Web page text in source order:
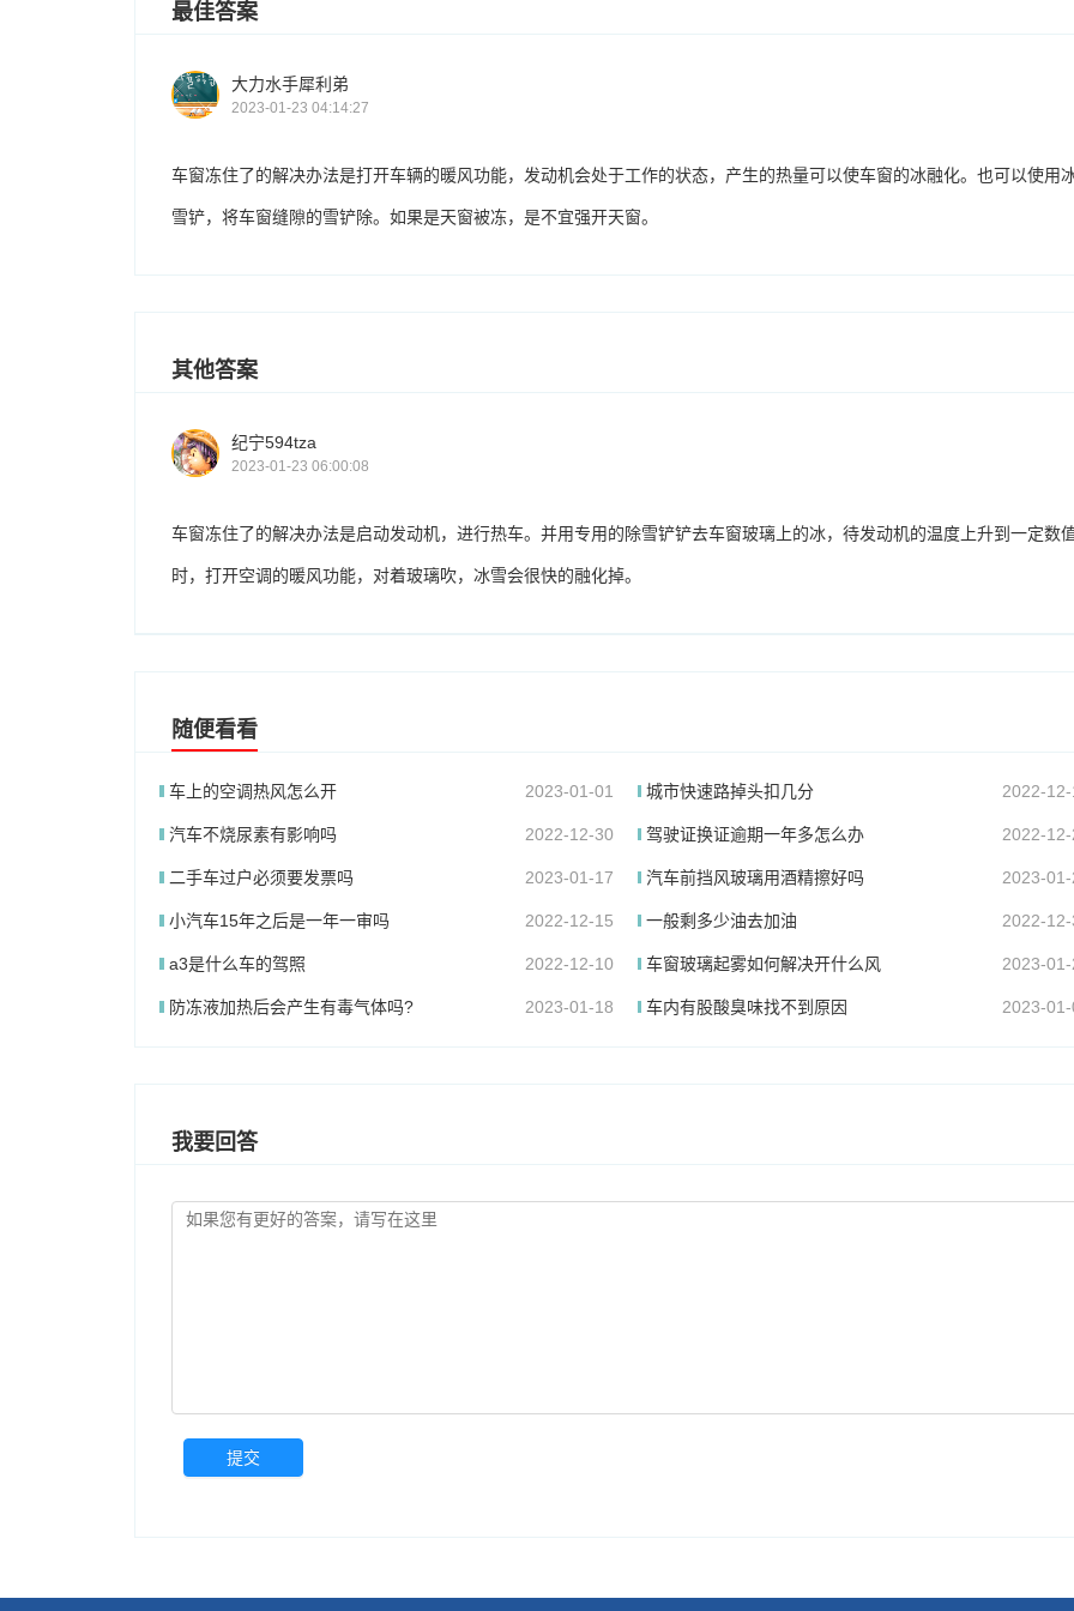
最佳答案
大力水手犀利弟
2023-01-23 04:14:27
车窗冻住了的解决办法是打开车辆的暖风功能，发动机会处于工作的状态，产生的热量可以使车窗的冰融化。也可以使用
雪铲，将车窗缝隙的雪铲除。如果是天窗被冻，是不宜强开天窗。
其他答案
纪宁594tza
2023-01-23 06:00:08
车窗冻住了的解决办法是启动发动机，进行热车。并用专用的除雪铲铲去车窗玻璃上的冰，待发动机的温度上升到一定数
时，打开空调的暖风功能，对着玻璃吹，冰雪会很快的融化掉。
随便看看
车上的空调热风怎么开 2023-01-01 城市快速路掉头扣几分 2022-
汽车不烧尿素有影响吗 2022-12-30 驾驶证换证逾期一年多怎么办 2022-12-
二手车过户必须要发票吗 2023-01-17 汽车前挡风玻璃用酒精擦好吗 2023-
小汽车15年之后是一年一审吗 2022-12-15 一般剩多少油去加油 2022-12-
a3是什么车的驾照 2022-12-10 车窗玻璃起雾如何解决开什么风 2023-01-
防冻液加热后会产生有毒气体吗? 2023-01-18 车内有股酸臭味找不到原因 2023-01-
我要回答
提交